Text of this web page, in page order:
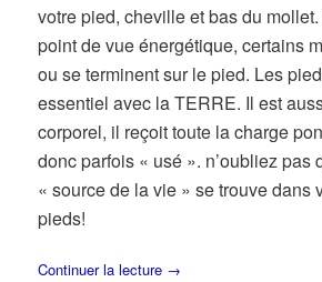
votre pied, cheville et bas du mollet.
point de vue énergétique, certains
ou se terminent sur le pied. Les
essentiel avec la TERRE. Il est
corporel, il reçoit toute la charge
donc parfois « usé ». n’oubliez pas
« source de la vie » se trouve dans
pieds!
Continuer la lecture →